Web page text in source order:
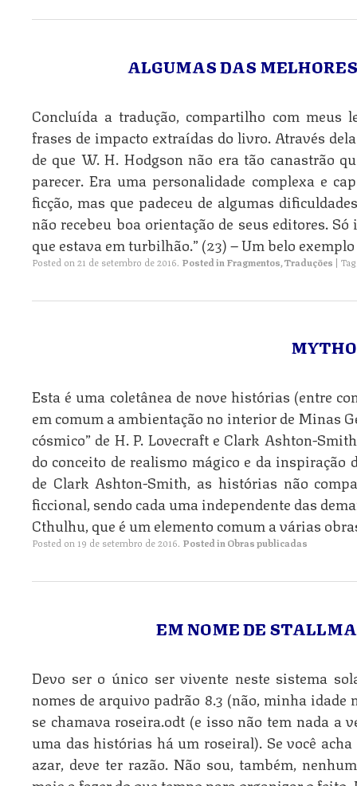
ALGUMAS DAS
Concluída a tradução, compartilho com meus
frases de impacto extraídas do livro. Através
de que W. H. Hodgson não era tão canastrão
parecer. Era uma personalidade complexa e
ficção, mas que padeceu de algumas
não recebeu boa orientação de seus editores.
que estava em turbilhão.” (23) – Um belo
Posted on 21 de setembro de 2016. Posted in Fragmentos,Traduções |
Esta é uma coletânea de nove histórias (entre
em comum a ambientação no interior de Minas
cósmico” de H. P. Lovecraft e Clark Ashton-
do conceito de realismo mágico e da inspiração
de Clark Ashton-Smith, as histórias não
ficcional, sendo cada uma independente das
Cthulhu, que é um elemento comum a várias
Posted on 19 de setembro de 2016. Posted inObras publicadas
EM NOME DE
Devo ser o único ser vivente neste sistema
nomes de arquivo padrão 8.3 (não, minha idade
se chamava roseira.odt (e isso não tem nada a
uma das histórias há um roseiral). Se você
azar, deve ter razão. Não sou, também,